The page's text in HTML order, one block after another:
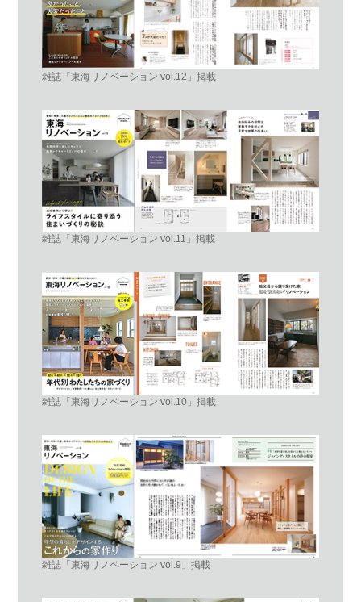
雑誌「東海リノベーション vol.12」掲載
雑誌「東海リノベーション vol.11」掲載
雑誌「東海リノベーション vol.10」掲載
雑誌「東海リノベーション vol.9」掲載